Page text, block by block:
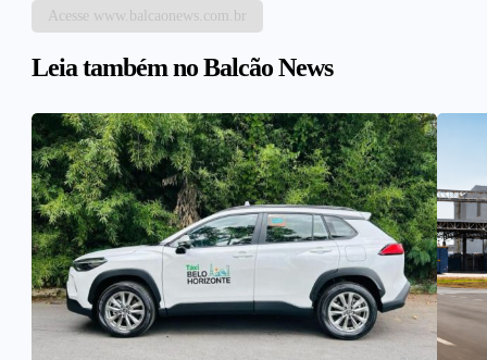
Acesse www.balcaonews.com.br
Leia também no Balcão News